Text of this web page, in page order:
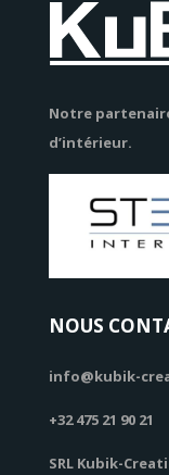
Notre
d’intérieur.
NOUS
info@kubik-
+32 475 21 90 21
SRL Kubik-